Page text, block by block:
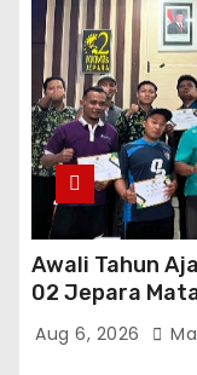
Awali Tahun
02 Jepara
Asesmen Gasal
Aug 6, 2026